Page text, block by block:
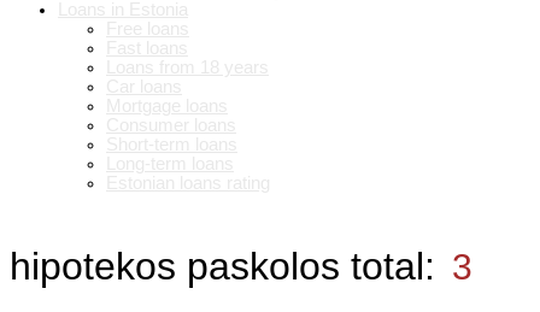
hipotekos paskolos total: 3